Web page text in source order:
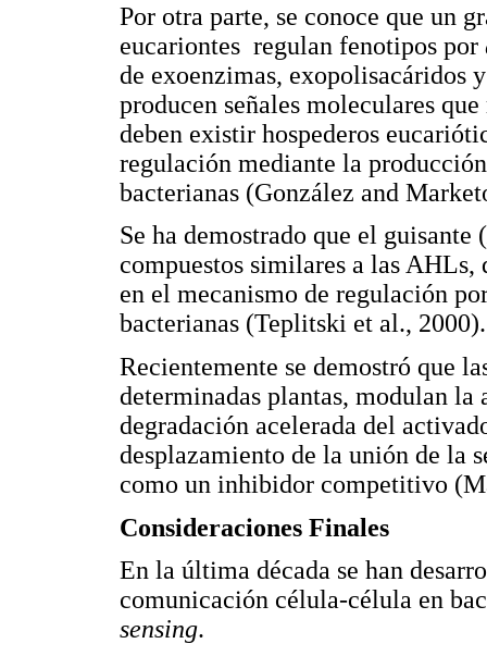
Por otra parte, se conoce que un
eucariontes regulan fenotipos por
de exoenzimas, exopolisacáridos
producen señales moleculares
deben existir hospederos
regulación mediante la
bacterianas (González and
Se ha demostrado que el guisante (
compuestos similares a las
en el mecanismo de regulación
bacterianas (Teplitski et al., 2000).
Recientemente se demostró que
determinadas plantas, modulan
degradación acelerada del
desplazamiento de la unión de la
como un inhibidor competitivo
Consideraciones Finales
En la última década se han
comunicación célula-célula en
sensing.